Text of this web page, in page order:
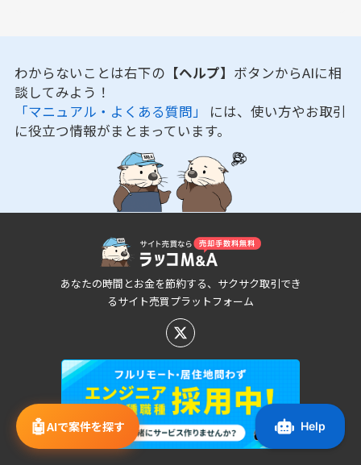
🤖AIで案件を探す
わからないことは右下の 【ヘルプ】 ボタンからAIに相
談してみよう！
「マニュアル・よくある質問」 には、使い方やお取引
に役立つ情報がまとまっています。
あなたの時間とお金を節約する、サクサク取引でき
るサイト売買プラットフォーム